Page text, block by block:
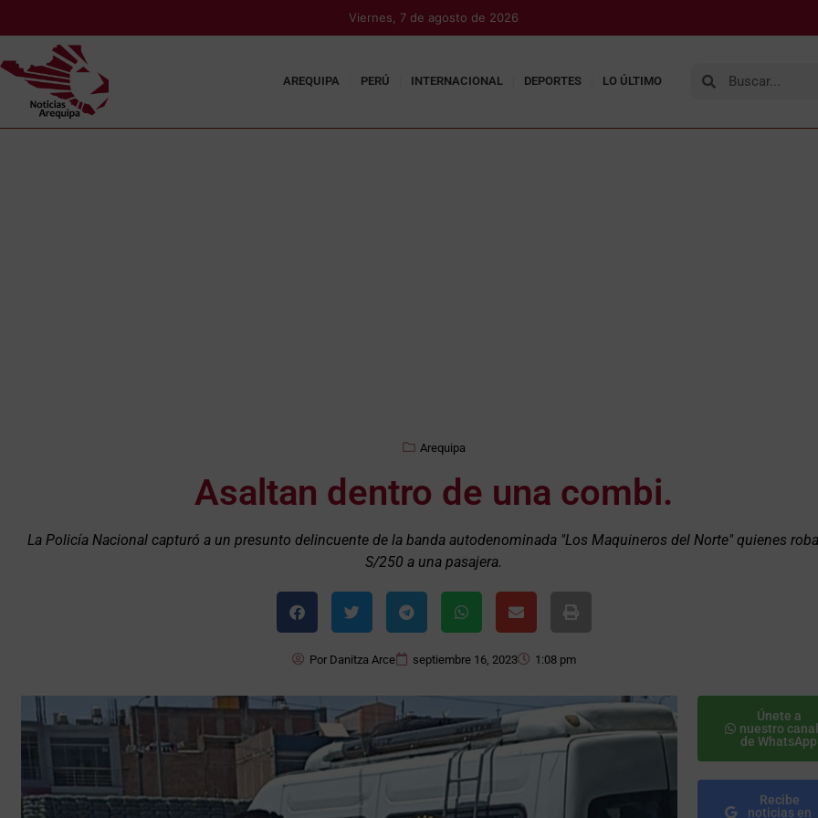
Viernes, 7 de agosto de 2026
AREQUIPA PERÚ INTERNACIONAL DEPORTES LO ÚLTIMO
Arequipa
Asaltan dentro de una combi.
La Policía Nacional capturó a un presunto delincuente de la banda autodenominada "Los Maquineros del Norte" quienes
S/250 a una pasajera.
PorDanitza Arce septiembre 16, 2023 1:08 pm
Únete a
nuestro canal
de WhatsApp
Recibe
noticias en